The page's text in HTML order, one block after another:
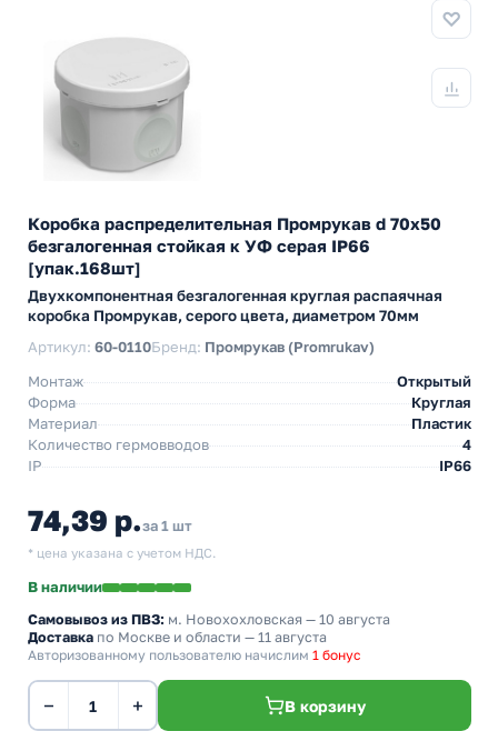
Коробка распределительная Промрукав d 70х50
безгалогенная стойкая к УФ серая IP66
[упак.168шт]
Двухкомпонентная безгалогенная круглая распаячная
коробка Промрукав, серого цвета, диаметром 70мм
Артикул: 60-0110Бренд: Промрукав (Promrukav)
Монтаж
Открытый
Форма
Круглая
Материал
Пластик
Количество гермовводов
4
IP
IP66
74,39 р.за 1 шт
* цена указана с учетом НДС.
В наличии
Самовывоз из ПВЗ: м. Новохохловская — 10 августа
Доставка по Москве и области — 11 августа
Авторизованному пользователю начислим 1 бонус
− + В корзину